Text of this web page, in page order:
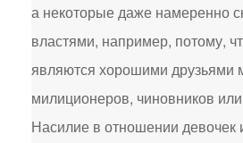
а некоторые даже намеренно
властями, например, потому,
являются хорошими друзьями
милиционеров, чиновников
Насилие в отношении девочек